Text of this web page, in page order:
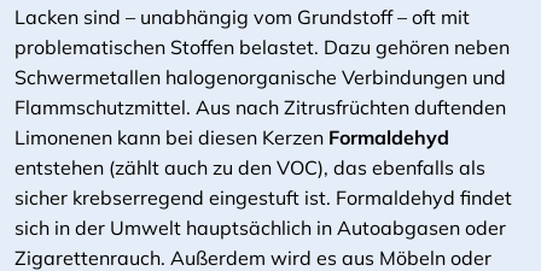
Lacken sind – unabhängig vom Grundstoff – oft mit
problematischen Stoffen belastet. Dazu gehören neben
Schwermetallen halogenorganische Verbindungen und
Flammschutzmittel. Aus nach Zitrusfrüchten duftenden
Limonenen kann bei diesen Kerzen Formaldehyd
entstehen (zählt auch zu den VOC), das ebenfalls als
sicher krebserregend eingestuft ist. Formaldehyd findet
sich in der Umwelt hauptsächlich in Autoabgasen oder
Zigarettenrauch. Außerdem wird es aus Möbeln oder